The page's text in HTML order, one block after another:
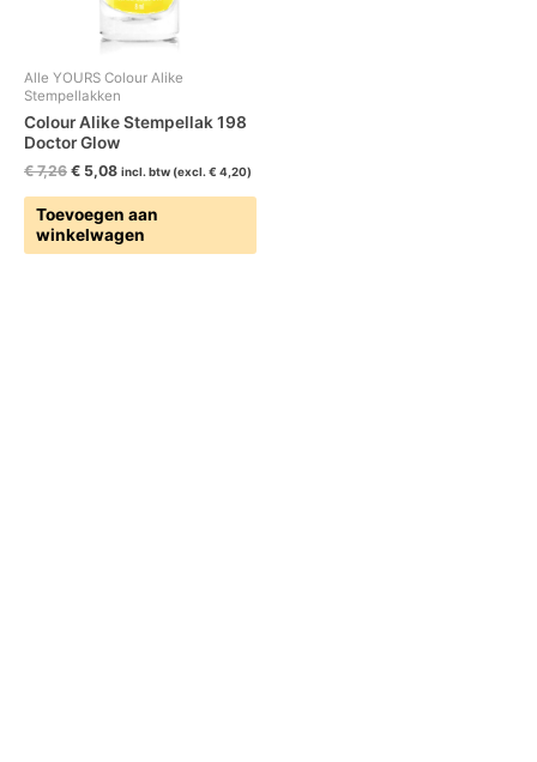
Alle YOURS Colour Alike
Stempellakken
Colour Alike Stempellak 198
Doctor Glow
€7,26 € 5,08 incl. btw (excl. € 4,20)
Toevoegen aan
winkelwagen